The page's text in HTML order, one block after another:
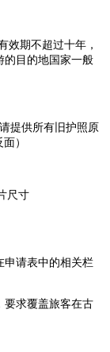
效期不超过十年，
的目的地国家一般
提供所有旧护照原
）
尺寸
申请表中的相关栏
要求覆盖旅客在古